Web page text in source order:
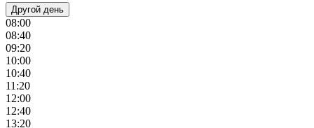
Другой день
08:00
08:40
09:20
10:00
10:40
11:20
12:00
12:40
13:20